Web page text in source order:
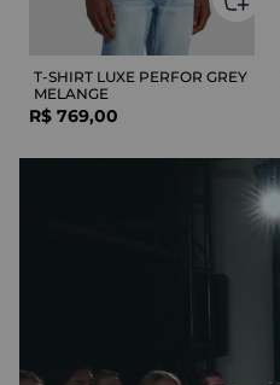
T-SHIRT LUXE PERFOR GREY
MELANGE
R$ 769,00